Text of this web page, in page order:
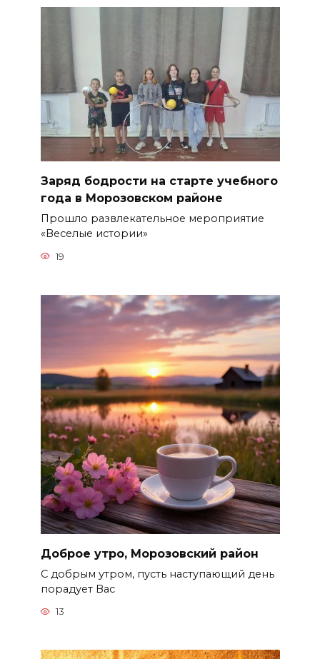
Заряд бодрости на старте учебного
года в Морозовском районе
Прошло развлекательное мероприятие
«Веселые истории»
19
Доброе утро, Морозовский район
С добрым утром, пусть наступающий день
порадует Вас
13